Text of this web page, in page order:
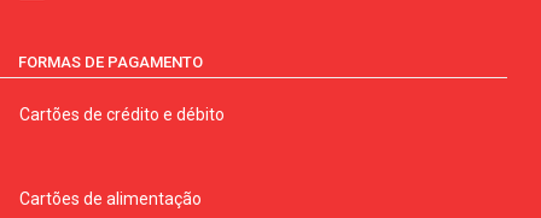
FORMAS DE PAGAMENTO
Cartões de crédito e débito
Cartões de alimentação